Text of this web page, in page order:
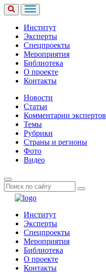
Институт
Эксперты
Спецпроекты
Мероприятия
Библиотека
О проекте
Контакты
Новости
Статьи
Комментарии экспертов
Темы
Рубрики
Страны и регионы
Фото
Видео
Институт
Эксперты
Спецпроекты
Мероприятия
Библиотека
О проекте
Контакты